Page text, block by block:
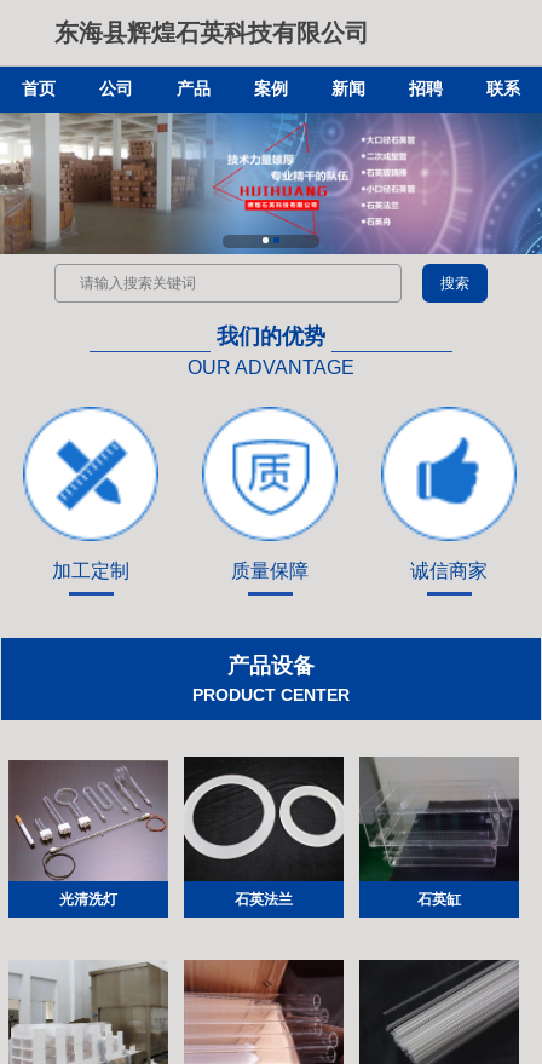
东海县辉煌石英科技有限公司
首页 公司 产品 案例 新闻 招聘 联系
我们的优势
OUR ADVANTAGE
加工定制 质量保障 诚信商家
产品设备
PRODUCT CENTER
光清洗灯 石英法兰 石英缸